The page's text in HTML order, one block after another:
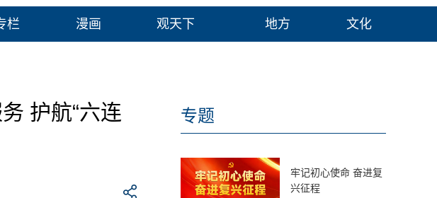
栏 漫画 观天下 地方 文化
护航“六连
专题
牢记初心使命 奋进复
兴征程